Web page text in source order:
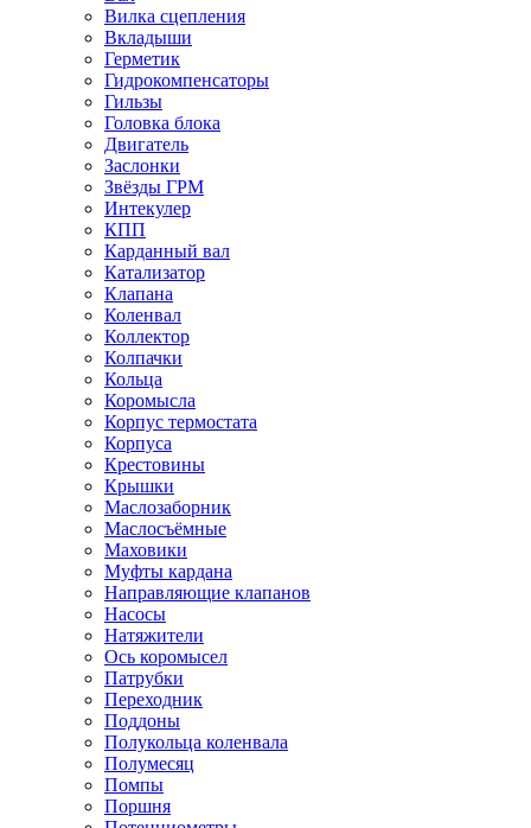
Вилка сцепления
Вкладыши
Герметик
Гидрокомпенсаторы
Гильзы
Головка блока
Двигатель
Заслонки
Звёзды ГРМ
Интекулер
КПП
Карданный вал
Катализатор
Клапана
Коленвал
Коллектор
Колпачки
Кольца
Коромысла
Корпус термостата
Корпуса
Крестовины
Крышки
Маслозаборник
Маслосъёмные
Маховики
Муфты кардана
Направляющие клапанов
Насосы
Натяжители
Ось коромысел
Патрубки
Переходник
Поддоны
Полукольца коленвала
Полумесяц
Помпы
Поршня